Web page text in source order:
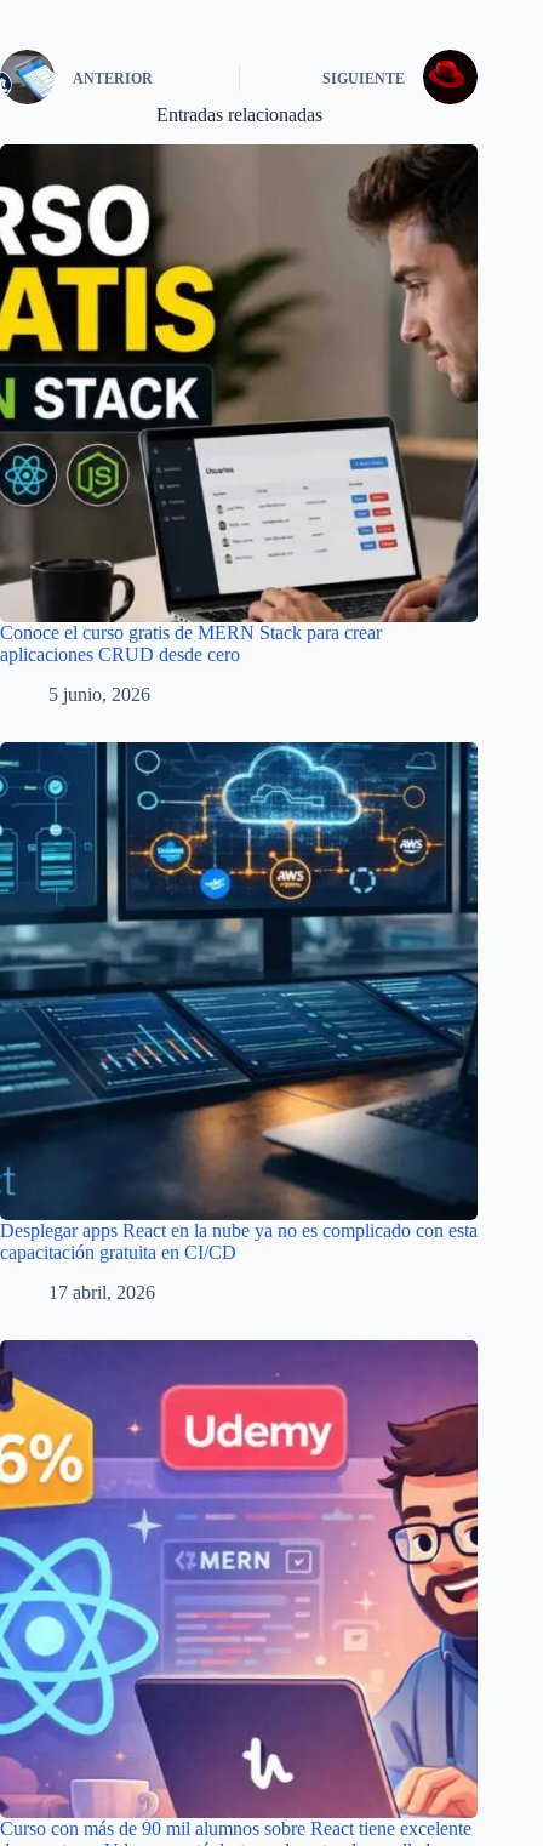
ANTERIOR SIGUIENTE
Entradas relacionadas
Conoce el curso gratis de MERN Stack para crear
aplicaciones CRUD desde cero
5 junio, 2026
Desplegar apps React en la nube ya no es complicado con esta
capacitación gratuita en CI/CD
17 abril, 2026
Curso con más de 90 mil alumnos sobre React tiene excelente